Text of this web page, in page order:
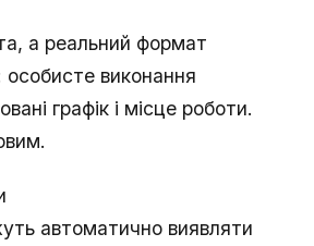
а реальний формат
особисте виконання
графік і місце роботи.
автоматично виявляти